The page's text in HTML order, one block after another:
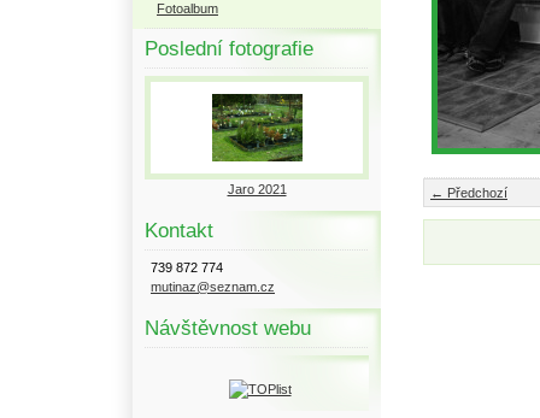
Fotoalbum
Poslední fotografie
Jaro 2021
Kontakt
739 872 774
mutinaz@seznam.cz
Návštěvnost webu
← Předchozí